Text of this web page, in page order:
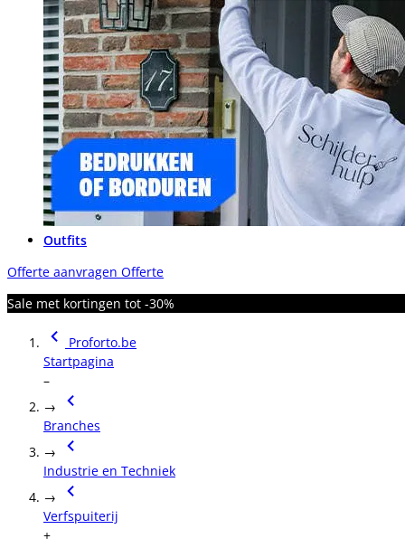
Outfits
Offerte aanvragen Offerte
Sale met kortingen tot -30%
Proforto.be
Startpagina
–
→
Branches
→
Industrie en Techniek
→
Verfspuiterij
+